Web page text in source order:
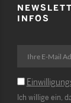
INFOS
Ich willige ein,